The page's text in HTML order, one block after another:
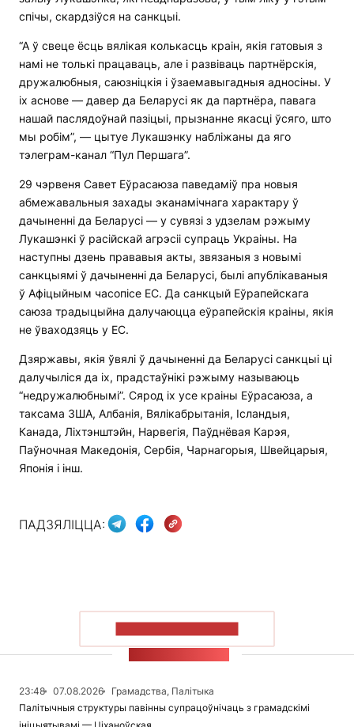
спічы, скардзіўся на санкцыі.
“А ў свеце ёсць вялікая колькасць краін, якія гатовыя з
намі не толькі працаваць, але і развіваць партнёрскія,
дружалюбныя, саюзніцкія і ўзаемавыгадныя адносіны. У
іх аснове — давер да Беларусі як да партнёра, павага
нашай паслядоўнай пазіцыі, прызнанне якасці ўсяго, што
мы робім”, — цытуе Лукашэнку набліжаны да яго
тэлеграм-канал “Пул Першага”.
29 чэрвеня Савет Еўрасаюза паведаміў пра новыя
абмежавальныя захады эканамічнага характару ў
дачыненні да Беларусі — у сувязі з удзелам рэжыму
Лукашэнкі ў расійскай агрэсіі супраць Украіны. На
наступны дзень прававыя акты, звязаныя з новымі
санкцыямі ў дачыненні да Беларусі, былі апублікаваныя
ў Афіцыйным часопісе ЕС. Да санкцый Еўрапейскага
саюза традыцыйна далучаюцца еўрапейскія краіны, якія
не ўваходзяць у ЕС.
Дзяржавы, якія ўвялі ў дачыненні да Беларусі санкцыі ці
далучыліся да іх, прадстаўнікі рэжыму называюць
“недружалюбнымі”. Сярод іх усе краіны Еўрасаюза, а
таксама ЗША, Албанія, Вялікабрытанія, Ісландыя,
Канада, Ліхтэнштэйн, Нарвегія, Паўднёвая Карэя,
Паўночная Македонія, Сербія, Чарнагорыя, Швейцарыя,
Японія і інш.
ПАДЗЯЛІЦЦА:
23:48 07.08.2026
Грамадства, Палітыка
Палітычныя структуры павінны супрацоўнічаць з грамадскімі